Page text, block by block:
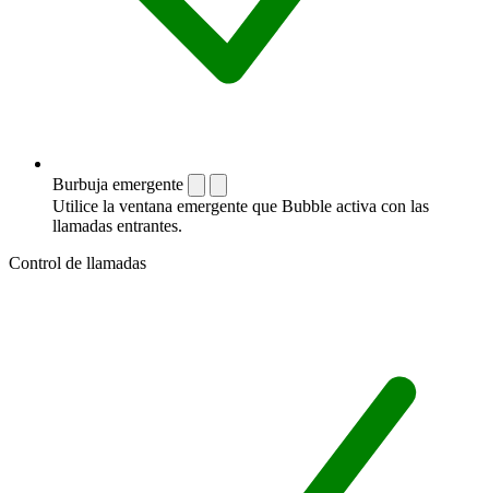
Burbuja emergente
Utilice la ventana emergente que Bubble activa con las
llamadas entrantes.
Control de llamadas